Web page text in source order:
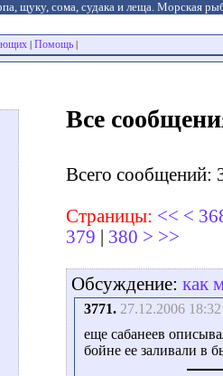
щуку, сома, судака и леща. Морская
Помощь
Все
Всего сообщений:
Страницы: << <
379
380 > >>
Обсуждение: как
3771. 27.12.2006 18:32
еще сабанеев
бойне ее заливали в